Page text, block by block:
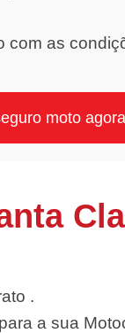
com as
moto
.
a sua